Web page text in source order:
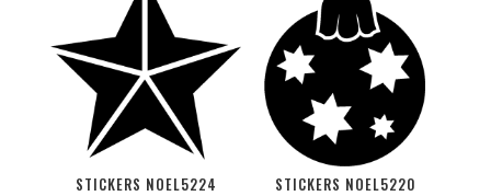
STICKERS NOEL5224 STICKERS NOEL5220
PERSONNALISER